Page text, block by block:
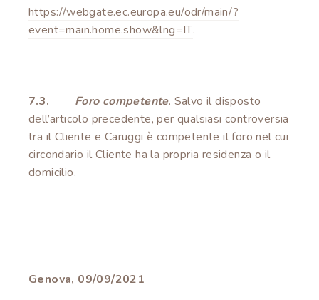
https://webgate.ec.europa.eu/odr/main/?
event=main.home.show&lng=IT.
7.3. Foro competente. Salvo il disposto
dell’articolo precedente, per qualsiasi controversia
tra il Cliente e Caruggi è competente il foro nel cui
circondario il Cliente ha la propria residenza o il
domicilio.
Genova, 09/09/2021